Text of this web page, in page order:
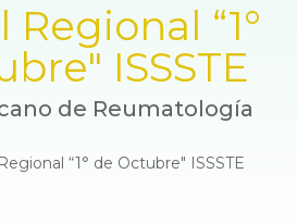
“1°
ISSSTE
de Reumatología
“1° de Octubre" ISSSTE